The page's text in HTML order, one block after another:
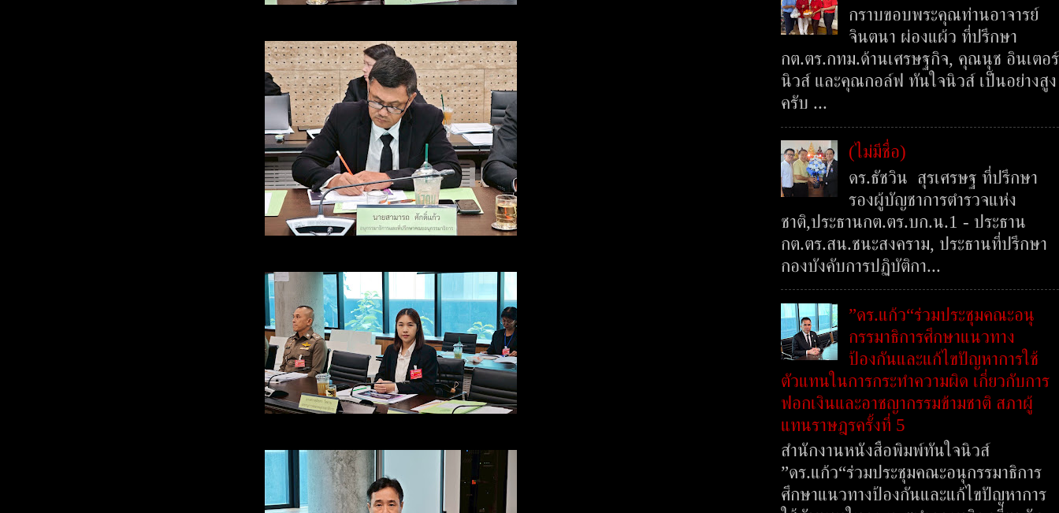
กราบขอบพระคุณท่านอาจารย์
จินตนา ผ่องแผ้ว ที่ปรึกษา
กต.ตร.กทม.ด้านเศรษฐกิจ, คุณนุช อินเตอร์
นิวส์ และคุณกอล์ฟ ทันใจนิวส์ เป็นอย่างสูง
ครับ ...
(ไม่มีชื่อ)
ดร.ธัชวิน สุรเศรษฐ ที่ปรึกษา
รองผู้บัญชาการตำรวจแห่ง
ชาติ,ประธานกต.ตร.บก.น.1 - ประธาน
กต.ตร.สน.ชนะสงคราม, ประธานที่ปรึกษา
กองบังคับการปฏิบัติกา...
”ดร.แก้ว“ร่วมประชุมคณะอนุ
กรรมาธิการศึกษาแนวทาง
ป้องกันและแก้ไขปัญหาการใช้
ตัวแทนในการกระทำความผิด เกี่ยวกับการ
ฟอกเงินและอาชญากรรมข้ามชาติ สภาผู้
แทนราษฎรครั้งที่ 5
สำนักงานหนังสือพิมพ์ทันใจนิวส์
”ดร.แก้ว“ร่วมประชุมคณะอนุกรรมาธิการ
ศึกษาแนวทางป้องกันและแก้ไขปัญหาการ